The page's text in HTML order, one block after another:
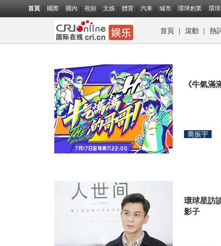
首頁 國際 國內 視頻 文娛 體育 汽車 城市 環球創業 環
首頁 | 滾動 | 熱
《牛氣滿
喬振宇
環球星訪
影子